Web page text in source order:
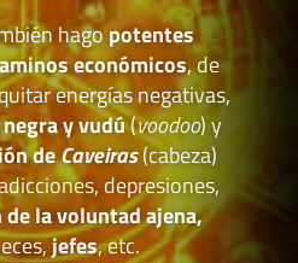
hagopotentes
económicos, de
energías negativas,
y vudú(voodoo) y
deCaveiras(cabeza)
depresiones,
la voluntad ajena,
jefes, etc.